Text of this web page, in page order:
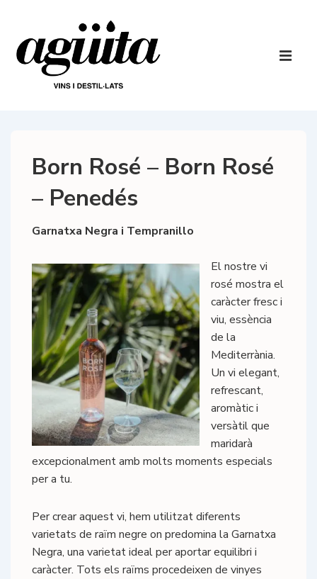
contingut
principal
Born Rosé – Born Rosé
– Penedés
Garnatxa Negra i Tempranillo
El nostre vi
rosé mostra el
caràcter fresc i
viu, essència
de la
Mediterrània.
Un vi elegant,
refrescant,
aromàtic i
versàtil que
maridarà
excepcionalment amb molts moments especials
per a tu.
Per crear aquest vi, hem utilitzat diferents
varietats de raïm negre on predomina la Garnatxa
Negra, una varietat ideal per aportar equilibri i
caràcter. Tots els raïms procedeixen de vinyes